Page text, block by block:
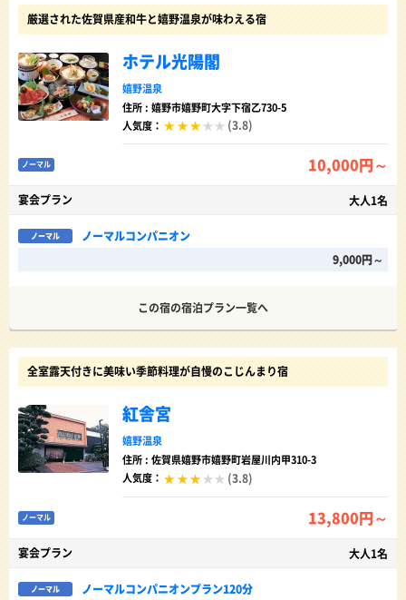
厳選された佐賀県産和牛と嬉野温泉が味わえる宿
ホテル光陽閣
嬉野温泉
住所 : 嬉野市嬉野町大字下宿乙730-5
人気度：
(3.8)
ノーマル 10,000円～
宴会プラン 大人1名
ノーマル
ノーマルコンパニオン
9,000円～
この宿の宿泊プラン一覧へ
全室露天付きに美味い季節料理が自慢のこじんまり宿
紅舎宮
嬉野温泉
住所 : 佐賀県嬉野市嬉野町岩屋川内甲310-3
人気度：
(3.8)
ノーマル 13,800円～
宴会プラン 大人1名
ノーマル ノーマルコンパニオンプラン120分